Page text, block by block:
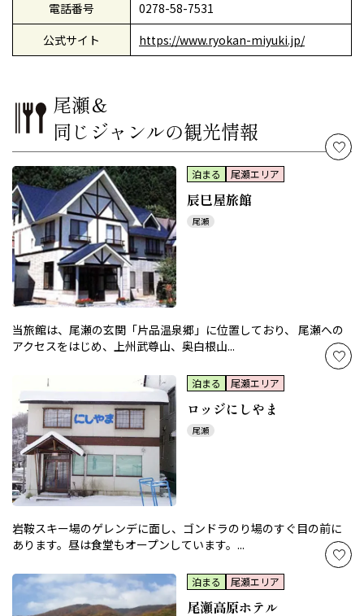
電話番号
0278-58-7531
公式サイト
https://www.ryokan-miyuki.jp/
尾瀬＆
同じジャンルの観光情報
泊まる 尾瀬エリア
辰巳屋旅館
尾瀬
当旅館は、尾瀬の玄関「片品温泉郷」に位置しており、 尾瀬への
アクセスをはじめ、上州武尊山、奥白根山...
泊まる 尾瀬エリア
ロッジにしやま
尾瀬
岩鞍スキー場のゲレンデに面し、ゴンドラのり場のすぐ目の前に
あります。昼は食堂もオープンしています。...
泊まる 尾瀬エリア
尾瀬高原ホテル